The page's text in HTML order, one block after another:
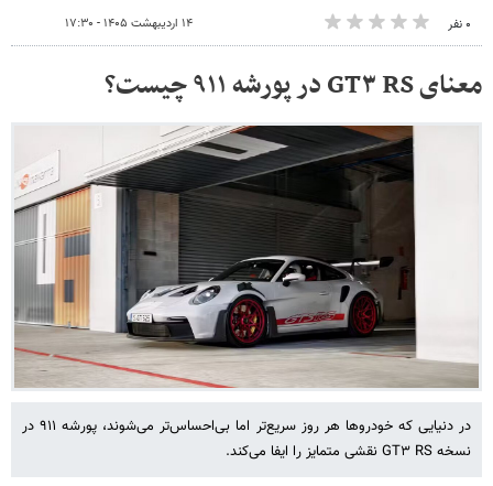
۰ نفر ۱۴ اردیبهشت ۱۴۰۵ - ۱۷:۳۰
معنای GT۳ RS در پورشه ۹۱۱ چیست؟
در دنیایی که خودروها هر روز سریع‌تر اما بی‌احساس‌تر می‌شوند، پورشه ۹۱۱ در
نسخه GT۳ RS نقشی متمایز را ایفا می‌کند.